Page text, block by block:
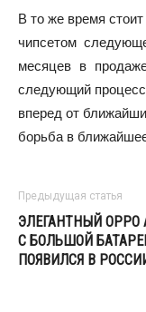
В то же время
чипсетом
месяцев в
следующий
вперед от
борьба в
Предыдущая статья
ЭЛЕГАНТНЫЙ OPPO
С БОЛЬШОЙ
ПОЯВИЛСЯ В